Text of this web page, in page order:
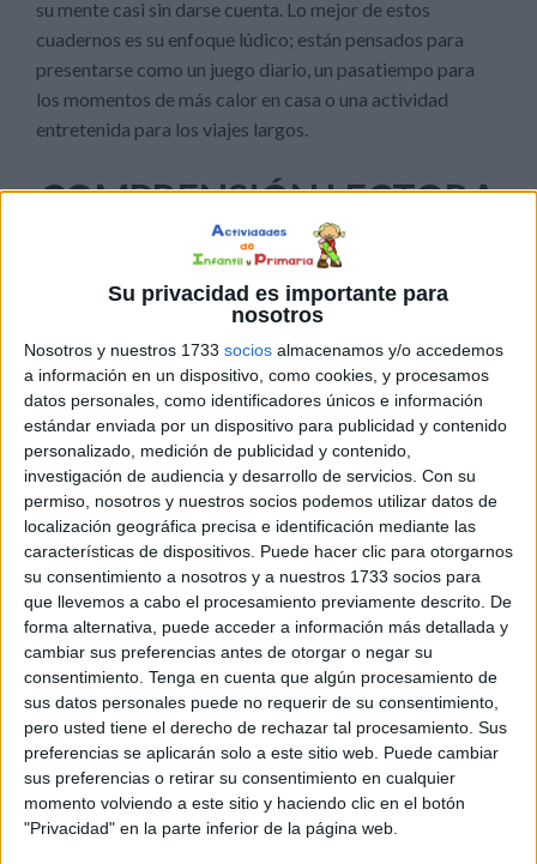
Su privacidad es importante para
nosotros
Nosotros y nuestros 1733 socios almacenamos y/o accedemos
a información en un dispositivo, como cookies, y procesamos
datos personales, como identificadores únicos e información
estándar enviada por un dispositivo para publicidad y contenido
personalizado, medición de publicidad y contenido,
investigación de audiencia y desarrollo de servicios. Con su
permiso, nosotros y nuestros socios podemos utilizar datos de
localización geográfica precisa e identificación mediante las
características de dispositivos. Puede hacer clic para otorgarnos
su consentimiento a nosotros y a nuestros 1733 socios para
que llevemos a cabo el procesamiento previamente descrito. De
forma alternativa, puede acceder a información más detallada y
cambiar sus preferencias antes de otorgar o negar su
consentimiento. Tenga en cuenta que algún procesamiento de
sus datos personales puede no requerir de su consentimiento,
pero usted tiene el derecho de rechazar tal procesamiento. Sus
preferencias se aplicarán solo a este sitio web. Puede cambiar
sus preferencias o retirar su consentimiento en cualquier
momento volviendo a este sitio y haciendo clic en el botón
"Privacidad" en la parte inferior de la página web.
su mente casi sin darse cuenta. Lo mejor de estos
cuadernos es su enfoque lúdico; están pensados para
presentarse como un juego diario, un pasatiempo para
los momentos de más calor en casa o una actividad
entretenida para los viajes largos.
COMPRENSIÓN LECTORA
DESCARGAR EN PDF
Cuaderno comprension
lectora verano